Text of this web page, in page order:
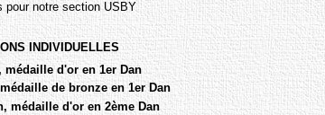
pour notre section USBY
INDIVIDUELLES
médaille d'or en 1er Dan
de bronze en 1er Dan
médaille d'or en 2ème Dan